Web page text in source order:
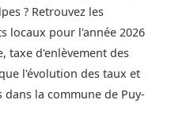
? Retrouvez les
locaux pour l'année 2026
taxe d'enlèvement des
l'évolution des taux et
la commune de Puy-